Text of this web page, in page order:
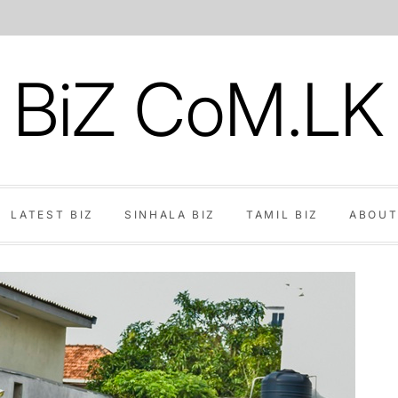
BiZ CoM.LK
LATEST BIZ SINHALA BIZ TAMIL BIZ